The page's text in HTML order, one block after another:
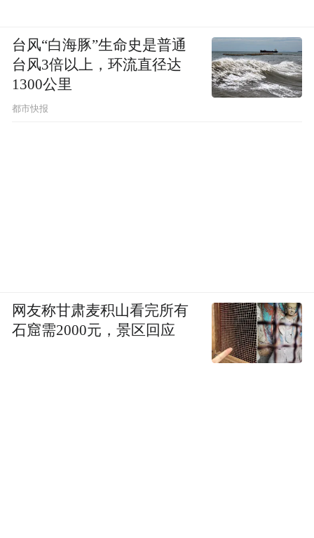
台风“白海豚”生命史是普通
台风3倍以上，环流直径达
1300公里
都市快报
网友称甘肃麦积山看完所有
石窟需2000元，景区回应